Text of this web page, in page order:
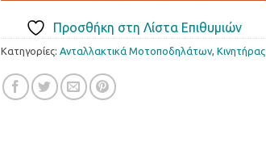
Προσθήκη στη Λίστα Επιθυμιών
Κατηγορίες: Ανταλλακτικά Μοτοποδηλάτων, Κινητήρας